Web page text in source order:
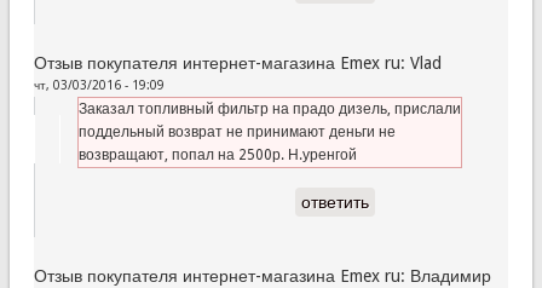
Отзыв покупателя интернет-магазина Emex ru: Vlad
чт, 03/03/2016 - 19:09
Заказал топливный фильтр на прадо дизель, прислали
поддельный возврат не принимают деньги не
возвращают, попал на 2500р. Н.уренгой
ответить
Отзыв покупателя интернет-магазина Emex ru: Владимир